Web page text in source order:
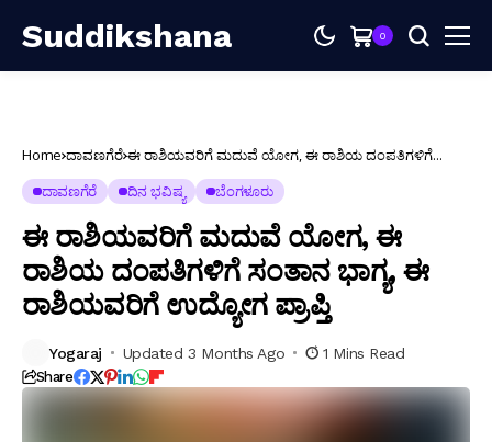
Suddikshana 0
Home ದಾವಣಗೆರೆ ಈ ರಾಶಿಯವರಿಗೆ ಮದುವೆ ಯೋಗ, ಈ ರಾಶಿಯ ದಂಪತಿಗಳಿಗೆ
ದಾವಣಗೆರೆ ದಿನ ಭವಿಷ್ಯ ಬೆಂಗಳೂರು
ಈ ರಾಶಿಯವರಿಗೆ ಮದುವೆ ಯೋಗ, ಈ
ರಾಶಿಯ ದಂಪತಿಗಳಿಗೆ ಸಂತಾನ ಭಾಗ್ಯ, ಈ
ರಾಶಿಯವರಿಗೆ ಉದ್ಯೋಗ ಪ್ರಾಪ್ತಿ
Yogaraj Updated 3 Months Ago 1 Mins Read
Share